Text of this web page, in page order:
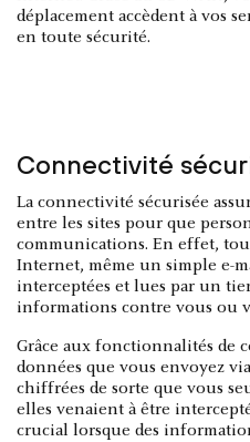
déplacement accèdent à vos
en toute sécurité.
Connectivité
La connectivité sécurisée
entre les sites pour que
communications. En effet,
Internet, même un simple e-
interceptées et lues par un
informations contre vous ou
Grâce aux fonctionnalités de
données que vous envoyez
chiffrées de sorte que vous
elles venaient à être
crucial lorsque des